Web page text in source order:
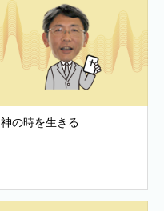
神の時を生きる